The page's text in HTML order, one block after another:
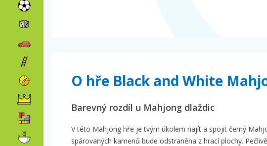
O hře Black and White
Barevný rozdíl u Mahjong dlaždic
V této Mahjong hře je tvým úkolem najít a spojit černý
spárovaných kamenů bude odstraněna z hrací plochy.